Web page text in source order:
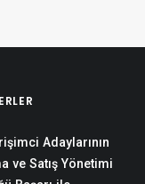
Adaylarının
ve Satış Yönetimi